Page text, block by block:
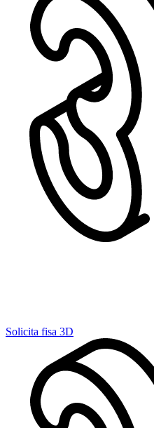
Solicita fisa 3D